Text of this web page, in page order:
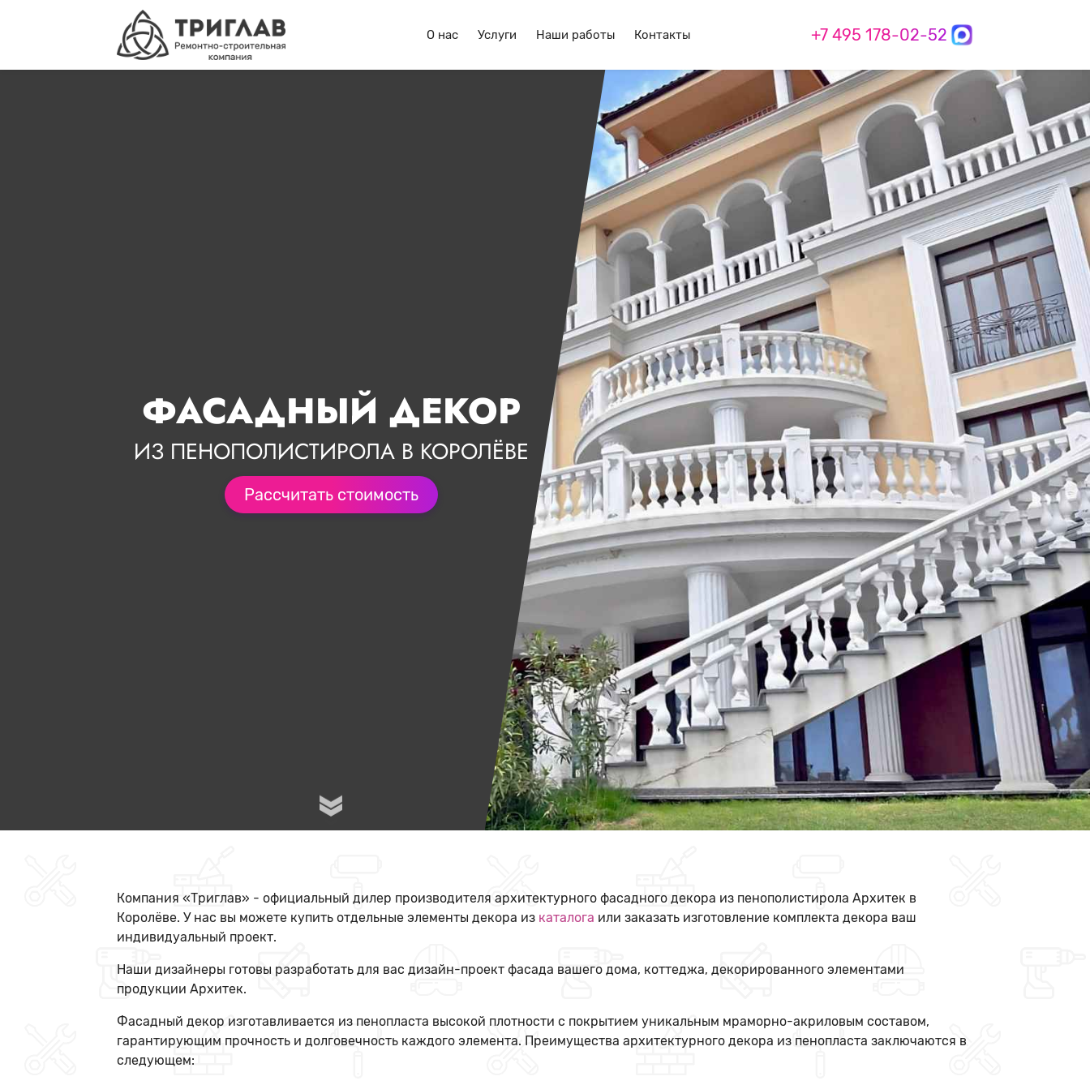
О нас Услуги Наши работы Контакты +7 495 178-02-52
ФАСАДНЫЙ ДЕКОР
ИЗ ПЕНОПОЛИСТИРОЛА В КОРОЛЁВЕ
Рассчитать стоимость
Компания «Триглав» - официальный дилер производителя архитектурного фасадного декора из пенополистирола Архитек в
Королёве. У нас вы можете купить отдельные элементы декора из каталога или заказать изготовление комплекта декора ваш
индивидуальный проект.
Наши дизайнеры готовы разработать для вас дизайн-проект фасада вашего дома, коттеджа, декорированного элементами
продукции Архитек.
Фасадный декор изготавливается из пенопласта высокой плотности с покрытием уникальным мраморно-акриловым составом,
гарантирующим прочность и долговечность каждого элемента. Преимущества архитектурного декора из пенопласта заключаются в
следующем: